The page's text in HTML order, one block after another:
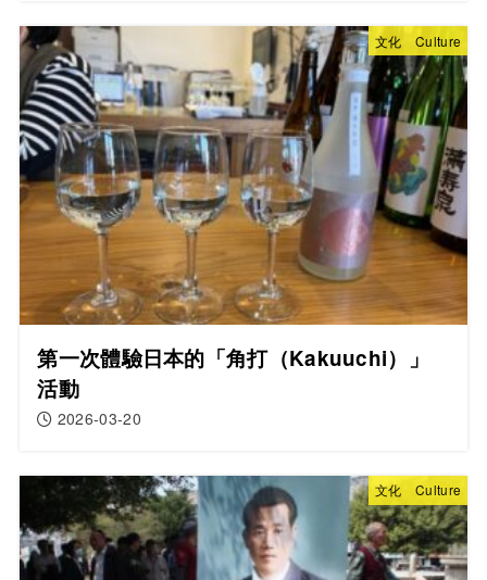
文化 Culture
第一次體驗日本的「角打（Kakuuchi）」
活動
2026-03-20
文化 Culture